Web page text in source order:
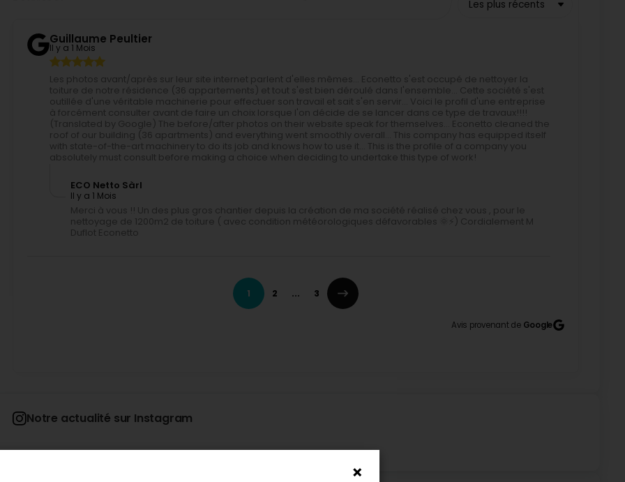
Les plus récents
Guillaume Peultier
Il y a 1 Mois
Les photos avant/après sur leur site internet parlent d'elles mêmes... Econetto s'est occupé de nettoyer la
toiture de notre résidence (36 appartements) et tout s'est bien déroulé dans l'ensemble... Cette société s'est
outillée d'une véritable machinerie pour effectuer son travail et sait s'en servir... Voici le profil d'une entreprise
à forcément consulter avant de faire un choix lorsque l'on décide de se lancer dans ce type de travaux!!!!
(Translated by Google) The before/after photos on their website speak for themselves... Econetto cleaned the
roof of our building (36 apartments) and everything went smoothly overall... This company has equipped itself
with state-of-the-art machinery to do its job and knows how to use it... This is the profile of a company you
absolutely must consult before making a choice when deciding to undertake this type of work!
ECO Netto Sàrl
Il y a 1 Mois
Merci à vous !! Un des plus gros chantier depuis la création de ma société réalisé chez vous , pour le
nettoyage de 1200m2 de toiture ( avec condition météorologiques défavorables 🌞⚡) Cordialement M
Duflot Econetto
Je recommande sans hésiter ! Le nettoyage de notre façade a été réalisé rapidement et avec beaucoup
d’efficacité. Le résultat est vraiment bluffant, la façade a retrouvé tout son éclat. Très agréable du début à la
fin, avec un vrai souci du travail bien fait. Je referai appel à cette société sans hésiter et je la recommande
Merci à vous pour ces éloges ! C est bien la philosophie de la société de réaliser un travail de qualité et
1 2 ... 3
Avis provenant de Google
Notre actualité sur Instagram